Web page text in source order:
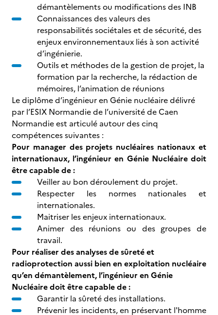
démantèlements ou modifications des INB
Connaissances des valeurs des
responsabilités sociétales et de sécurité, des
enjeux environnementaux liés à son activité
d’ingénierie.
Outils et méthodes de la gestion de projet, la
formation par la recherche, la rédaction de
mémoires, l’animation de réunions
Le diplôme d’ingénieur en Génie nucléaire délivré
par l’ESIX Normandie de l’université de Caen
Normandie est articulé autour des cinq
compétences suivantes :
Pour manager des projets nucléaires nationaux et
internationaux, l’ingénieur en Génie Nucléaire doit
être capable de :
Veiller au bon déroulement du projet.
Respecter les normes nationales et
internationales.
Maitriser les enjeux internationaux.
Animer des réunions ou des groupes de
travail.
Pour réaliser des analyses de sûreté et
radioprotection aussi bien en exploitation nucléaire
qu’en démantèlement, l’ingénieur en Génie
Nucléaire doit être capable de :
Garantir la sûreté des installations.
Prévenir les incidents, en préservant l'homme